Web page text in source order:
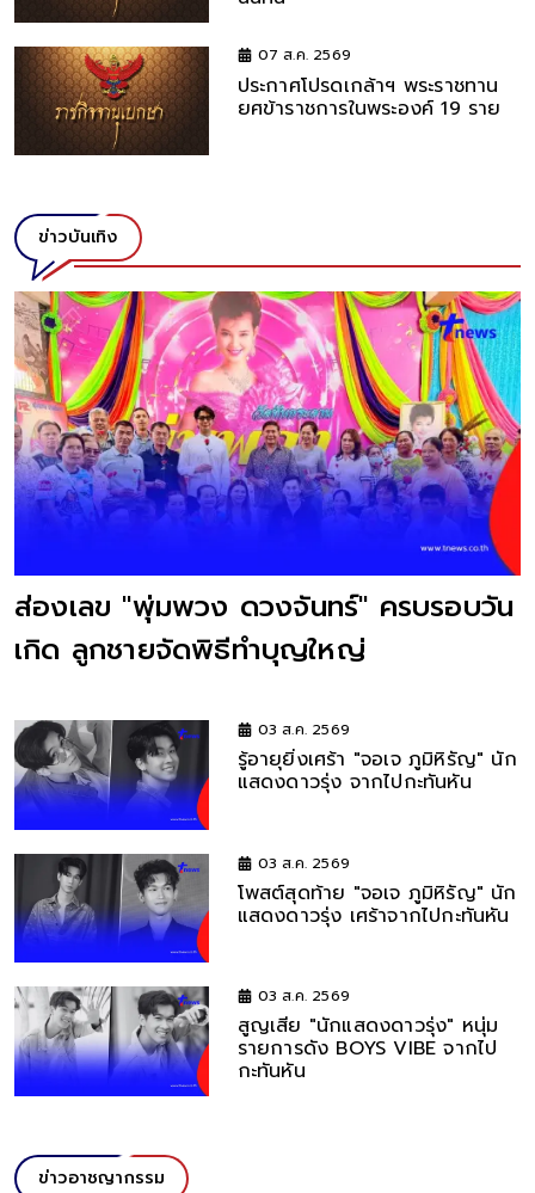
07 ส.ค. 2569
ประกาศโปรดเกล้าฯ พระราชทาน
ยศข้าราชการในพระองค์ 19 ราย
ข่าวบันเทิง
ส่องเลข "พุ่มพวง ดวงจันทร์" ครบรอบวัน
เกิด ลูกชายจัดพิธีทำบุญใหญ่
03 ส.ค. 2569
รู้อายุยิ่งเศร้า "จอเจ ภูมิหิรัญ" นัก
แสดงดาวรุ่ง จากไปกะทันหัน
03 ส.ค. 2569
โพสต์สุดท้าย "จอเจ ภูมิหิรัญ" นัก
แสดงดาวรุ่ง เศร้าจากไปกะทันหัน
03 ส.ค. 2569
สูญเสีย "นักแสดงดาวรุ่ง" หนุ่ม
รายการดัง BOYS VIBE จากไป
กะทันหัน
ข่าวอาชญากรรม